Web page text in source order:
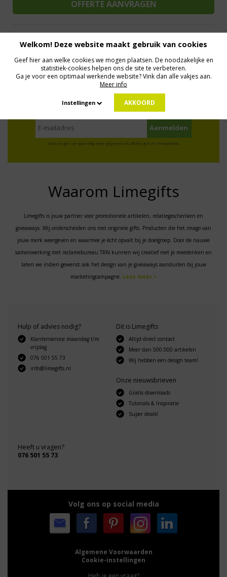
We know logistics Op maat gemaakt Meer dan 500.000 artikelen
MELD JE AAN VOOR ONZE NIEUWSBRIEF
Profiteer van deals en een dosis inspiratie!
Geen zorgen: we gaan veilig met je gegevens om. Dat lees je in ons Privacybeleid.
Waarom Limegifts
Limegifts is jouw partner voor promotionele artikelen, relatiegeschenken en
giveaways. Wij onderscheiden ons met originele gifts. Producten die het imago van
jouw merk weergeven en waarmee je écht opvalt bij je doelgroep. Door de nauwe
samenwerking met reclamebureau TRN kunnen wij creatief met je meedenken en
laten we indien gewenst ook het design van je giveaways aansluiten bij jouw
marketingcampagne. Lees meer >
Hulp of advies nodig?
Klantenservice maandag t/m
vrijdag
076 501 55 73
info@limegifts.nl
Dit is Limegifts
Altijd direct contact
Meer dan 500.000 artikelen
Wij hebben een design team!
Onze nieuwsbrieven
Gratis downloads
Tutorials & Inspiratie
Super deals!
Heeft u vragen?
076 501 55 73
Volg ons op social media
Algemene Voorwaarden
Cookie-instellingen
Welkom! Deze website maakt gebruik van cookies
Geef hier aan welke cookies we mogen plaatsen. De noodzakelijke en
statistiek-cookies helpen ons de site te verbeteren.
Ga je voor een optimaal werkende website? Vink dan alle vakjes aan.
Meer info
Instellingen AKKOORD